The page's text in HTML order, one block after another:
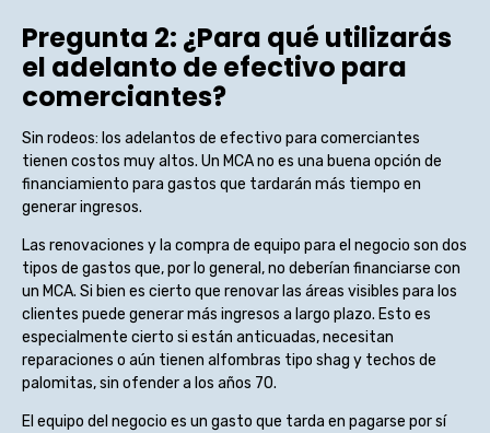
Pregunta 2: ¿Para qué utilizarás
el adelanto de efectivo para
comerciantes?
Sin rodeos: los adelantos de efectivo para comerciantes
tienen costos muy altos. Un MCA no es una buena opción de
financiamiento para gastos que tardarán más tiempo en
generar ingresos.
Las renovaciones y la compra de equipo para el negocio son dos
tipos de gastos que, por lo general, no deberían financiarse con
un MCA. Si bien es cierto que renovar las áreas visibles para los
clientes puede generar más ingresos a largo plazo. Esto es
especialmente cierto si están anticuadas, necesitan
reparaciones o aún tienen alfombras tipo shag y techos de
palomitas, sin ofender a los años 70.
El equipo del negocio es un gasto que tarda en pagarse por sí